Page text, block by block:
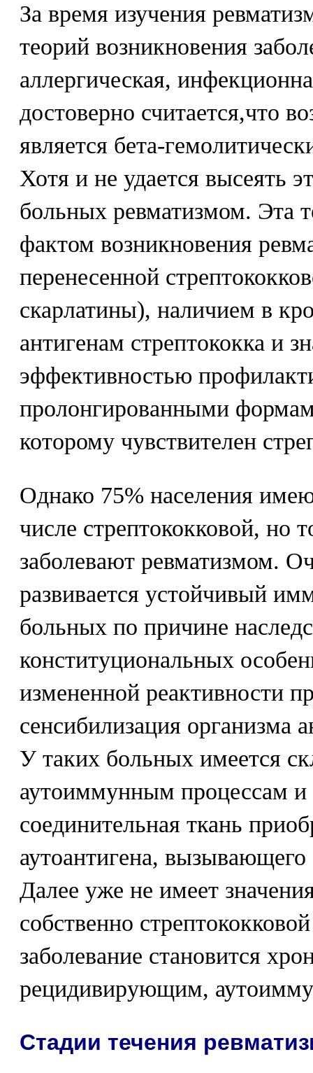
За время изучения
теорий возникновения
аллергическая,
достоверно считается,что
является бета-
Хотя и не удается высеять
больных ревматизмом. Эта
фактом возникновения
перенесенной
скарлатины), наличием в
антигенам стрептококка и
эффективностью
пролонгированными
которому чувствителен
Однако 75% населения
числе стрептококковой, но
заболевают ревматизмом.
развивается устойчивый
больных по причине
конституциональных
измененной реактивности
сенсибилизация организма
У таких больных имеется
аутоиммунным процессам и
соединительная ткань
аутоантигена, вызывающего
Далее уже не имеет
собственно
заболевание становится
рецидивирующим,
Стадии течения